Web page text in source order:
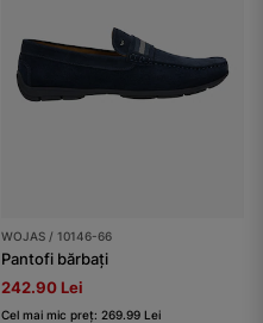
WOJAS / 10146-66
Pantofi bărbați
242.90 Lei
Cel mai mic preț: 269.99 Lei